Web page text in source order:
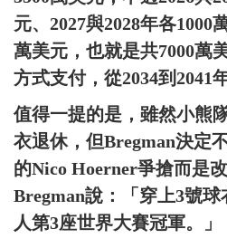
元、2027與2028年各1000
萬美元，也就是共7000萬
方式支付，從2034到2041
值得一提的是，雖然小熊
衣退休，但Bregman決定
的Nico Hoerner爭搶而是
Bregman說：「穿上3號
人第3座世界大賽冠軍。」